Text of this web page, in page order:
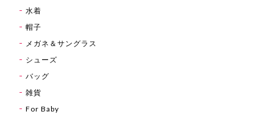
水着
帽子
メガネ＆サングラス
シューズ
バッグ
雑貨
For Baby